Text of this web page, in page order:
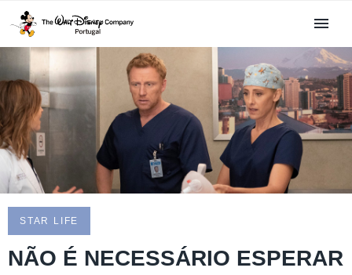
STAR LIFE
NÃO É NECESSÁRIO ESPERAR